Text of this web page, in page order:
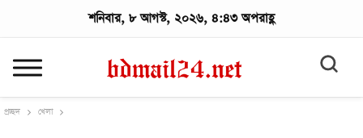
শনিবার, ৮ আগস্ট, ২০২৬, ৪:৪৩ অপরাহ্ণ
প্রচ্ছদ খেলা